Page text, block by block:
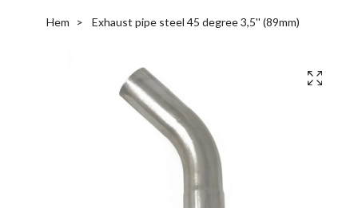
Hem Exhaust pipe steel 45 degree 3,5'' (89mm)